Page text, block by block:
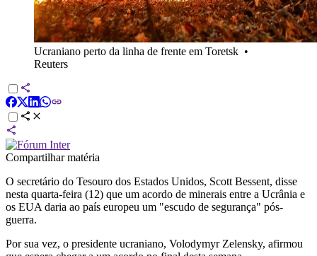
Ucraniano perto da linha de frente em Toretsk •
Reuters
Compartilhar matéria
O secretário do Tesouro dos Estados Unidos, Scott Bessent, disse
nesta quarta-feira (12) que um acordo de minerais entre a Ucrânia e
os EUA daria ao país europeu um "escudo de segurança" pós-
guerra.
Por sua vez, o presidente ucraniano, Volodymyr Zelensky, afirmou